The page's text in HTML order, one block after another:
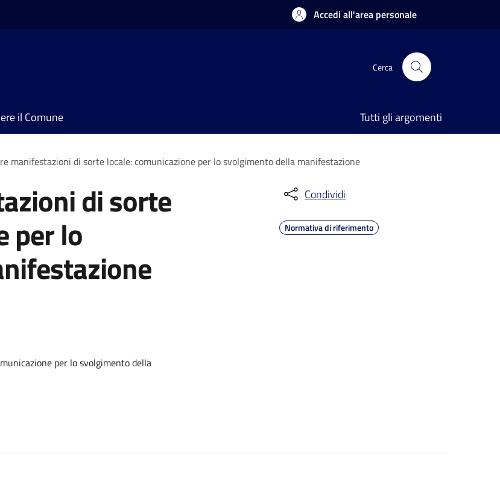
Accedi all'area personale
Cerca
il Comune Tutti gli argomenti
manifestazioni di sorte locale: comunicazione per lo svolgimento della manifestazione
di sorte
per lo
per lo svolgimento della
Condividi
Normativa di riferimento